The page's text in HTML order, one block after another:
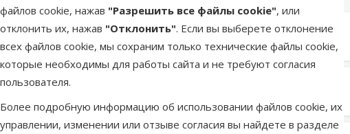
файлов cookie, нажав "Разрешить все файлы cookie", или
отклонить их, нажав "Отклонить". Если вы выберете отклонение
всех файлов cookie, мы сохраним только технические файлы cookie,
которые необходимы для работы сайта и не требуют согласия
пользователя.
Более подробную информацию об использовании файлов cookie, их
управлении, изменении или отзыве согласия вы найдете в разделе
Latvijas Pasts пакомат в среду